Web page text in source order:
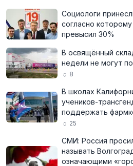
Социологи
согласно
превысил 30%
В освящённый
недели не могут
8
В школах
учеников-
поддержать
25
СМИ: Россия
называть
означающими